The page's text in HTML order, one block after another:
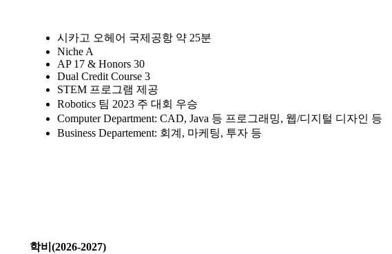
시카고 오헤어 국제공항 약 25분
Niche A
AP 17 & Honors 30
Dual Credit Course 3
STEM 프로그램 제공
Robotics 팀 2023 주 대회 우승
Computer Department: CAD, Java 등 프로그래밍, 웹/디지털 디자인 등
Business Departement: 회계, 마케팅, 투자 등
학비(2026-2027)